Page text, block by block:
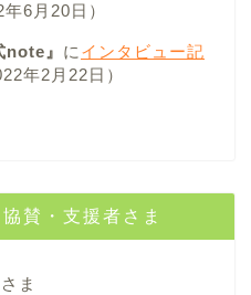
年6月20日）
note』 に インタビュー記
年2月22日）
賛・支援者さま
ま